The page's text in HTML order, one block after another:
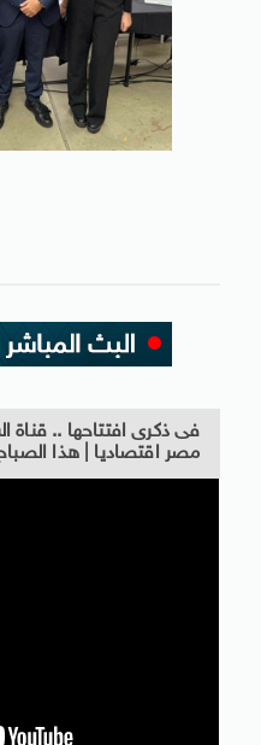
فى ذكرى افتتاحها .. قناة
مصر اقتصاديا | هذا